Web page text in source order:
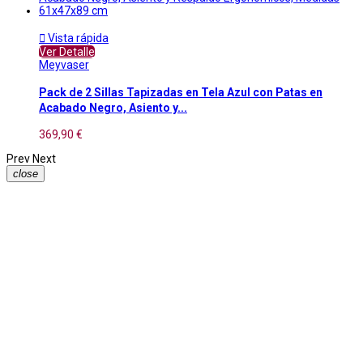
 Vista rápida
Ver Detalle
Meyvaser
Pack de 2 Sillas Tapizadas en Tela Azul con Patas en
Acabado Negro, Asiento y...
369,90 €
Prev Next
close